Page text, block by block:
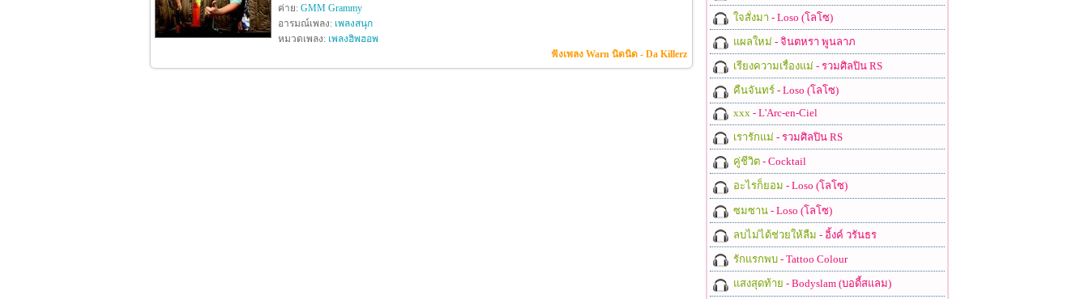
ค่าย: GMM Grammy
อารมณ์เพลง: เพลงสนุก
หมวดเพลง: เพลงฮิพฮอพ
ฟังเพลง Warn นิดนิด - Da Killerz
ใจสั่งมา - Loso (โลโซ)
แผลใหม่ - จินตหรา พูนลาภ
เรียงความเรื่องแม่ - รวมศิลปิน RS
คืนจันทร์- Loso (โลโซ)
xxx - L'Arc-en-Ciel
เรารักแม่ - รวมศิลปิน RS
คู่ชีวิต- Cocktail
อะไรก็ยอม - Loso (โลโซ)
ซมซาน- Loso (โลโซ)
ลบไม่ได้ช่วยให้ลืม - อิ้งค์ วรันธร
รักแรกพบ- Tattoo Colour
แสงสุดท้าย - Bodyslam (บอดี้สแลม)